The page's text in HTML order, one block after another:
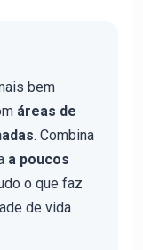
bem
áreas de
. Combina
a poucos
o que faz
de vida